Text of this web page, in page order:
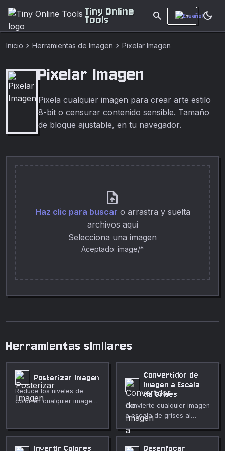
Tiny Online
Tools search dark_mode
Inicio chevron_right Herramientas de Imagen chevron_right Pixelar Imagen
Pixelar Imagen
Pixela cualquier imagen para crear arte estilo
8-bit o censurar contenido sensible. Tamaño
de bloque ajustable, en tu navegador.
upload_file
Haz clic para buscar o arrastra y suelta
archivos aqui
Selecciona una imagen
Aceptado: image/*
Herramientas similares
Posterizar Imagen
Reduce los niveles de
color en cualquier imagen
ajustables, todo en tu
Convertidor de
Imagen a Escala
de Grises
Convierte cualquier imagen
a escala de grises al
Elige entre algoritmos de
luminancia, promedio y
Invertir Colores
Desenfocar